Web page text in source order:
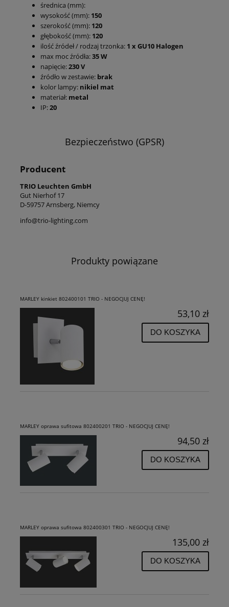
średnica (mm):
wysokość (mm): 150
szerokość (mm): 120
głębokość (mm): 120
ilość źródeł / rodzaj trzonka: 1 x GU10 Halogen
max moc źródła:35 W
napięcie:230 V
źródło w zestawie: brak
kolor lampy: nikiel mat
materiał: metal
IP:20
Bezpieczeństwo (GPSR)
Producent
TRIO Leuchten GmbH
Gut Nierhof 17
D-59757 Arnsberg, Niemcy
info@trio-lighting.com
Produkty powiązane
MARLEY kinkiet 802400101 TRIO - NEGOCJUJ CENĘ!
53,10 zł
DO KOSZYKA
MARLEY oprawa sufitowa 802400201 TRIO - NEGOCJUJ CENĘ!
94,50 zł
DO KOSZYKA
MARLEY oprawa sufitowa 802400301 TRIO - NEGOCJUJ CENĘ!
135,00 zł
DO KOSZYKA